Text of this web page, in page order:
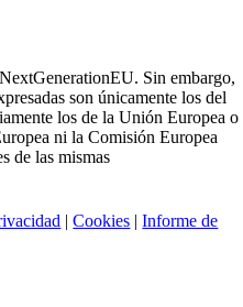
Sin embargo,
son únicamente los del
los de la Unión Europea o
ni la Comisión Europea
de las mismas
|Cookies |Informe de